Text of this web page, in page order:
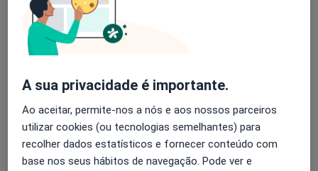
Detalhes
Amigdalectomia
Amigdalectomia Com Ou Sem Adenoidectomia
Detalhes
Cirurgia endoscópica nasossinusal
A sua privacidade é importante.
Ao aceitar, permite-nos a nós e aos nossos parceiros
utilizar cookies (ou tecnologias semelhantes) para
recolher dados estatísticos e fornecer conteúdo com
base nos seus hábitos de navegação. Pode ver e